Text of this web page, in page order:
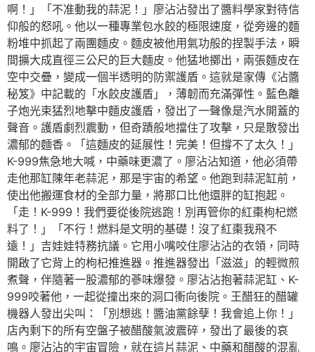
啊！」「不准動我的蒜泥！」廖沾沾發出了醬料學家對待信
仰般的怒吼。他以一種專業包水餃的極限速度，從旁邊的麵
粉堆中抓起了兩團麵皮。麵皮被他用氣功般的捏製手法，瞬
間擴大成直徑三公尺的巨大麵皮。他猛地擲出，兩張麵皮在
空中交疊，變成一個半透明的防禦護盾。這就是家傳《沾醬
秘笈》中記載的「水餃皮護盾」，薄韌而充滿彈性。藍色離
子炮光束猛烈地擊中麵皮護盾，發出了一聲像是汽水開蓋的
聲音。護盾劇烈震動，但奇蹟般地擋住了攻擊，只是散發出
濃郁的麵香。「這麵皮的延展性！完美！但撐不了太久！」
K-999焦急地大喊，中藥味更濃了。廖沾沾知道，他必須帶
走他那缸陳年老蒜泥，那是宇宙的希望。他跑到蒜泥缸前，
使出他搬運食材的全部力量，將那口比他還胖的缸抱起。
「走！K-999！我們要從後院逃跑！別再管你的紅棗枸杞燃
料了！」「不行！燃料是文明的基礎！沒了紅棗我飛不
遠！」吉娃娃特務抗議。它用小嘴咬住廖沾沾的衣領，同時
開啟了它背上的枸杞推進器。推進器發出「滋滋」的輕微煎
煮聲，伴隨著一股濃郁的蔘味爆發。廖沾沾抱著蒜泥缸、K-
999咬著他，一起從撞出來的洞口衝向後院。王醋狂的醋罐
機器人發出尖叫：「別想逃！醬油黨餘孽！我會追上你！」
店內剩下的所有空盤子被醋酸氣波震碎，發出了最後的哀
鳴。廖沾沾的宇宙冒險，就在這片蒜泥、中藥和醋酸的混亂